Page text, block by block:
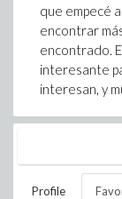
que empecé
encontrar
encontrado.
interesante
interesan, y
Profile